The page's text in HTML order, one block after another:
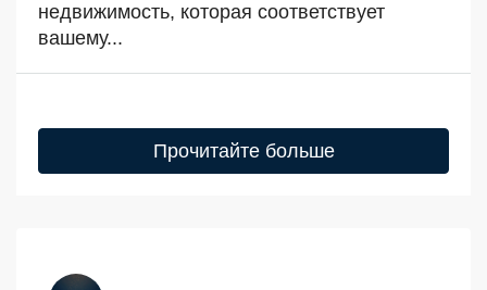
недвижимость, которая соответствует
вашему...
Прочитайте больше